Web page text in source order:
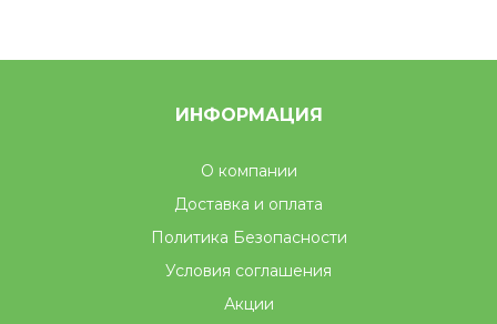
ИНФОРМАЦИЯ
О компании
Доставка и оплата
Политика Безопасности
Условия соглашения
Акции